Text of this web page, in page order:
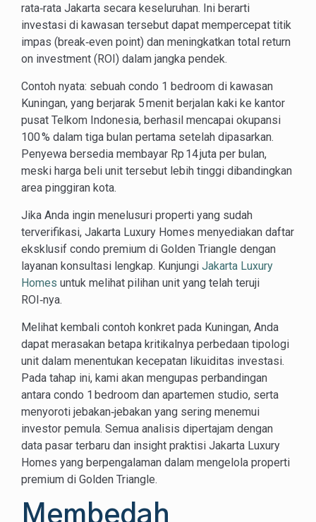
rata‑rata Jakarta secara keseluruhan. Ini berarti
investasi di kawasan tersebut dapat mempercepat titik
impas (break‑even point) dan meningkatkan total return
on investment (ROI) dalam jangka pendek.
Contoh nyata: sebuah condo 1 bedroom di kawasan
Kuningan, yang berjarak 5 menit berjalan kaki ke kantor
pusat Telkom Indonesia, berhasil mencapai okupansi
100 % dalam tiga bulan pertama setelah dipasarkan.
Penyewa bersedia membayar Rp 14 juta per bulan,
meski harga beli unit tersebut lebih tinggi dibandingkan
area pinggiran kota.
Jika Anda ingin menelusuri properti yang sudah
terverifikasi, Jakarta Luxury Homes menyediakan daftar
eksklusif condo premium di Golden Triangle dengan
layanan konsultasi lengkap. Kunjungi Jakarta Luxury
Homes untuk melihat pilihan unit yang telah teruji
ROI‑nya.
Melihat kembali contoh konkret pada Kuningan, Anda
dapat merasakan betapa kritikalnya perbedaan tipologi
unit dalam menentukan kecepatan likuiditas investasi.
Pada tahap ini, kami akan mengupas perbandingan
antara condo 1 bedroom dan apartemen studio, serta
menyoroti jebakan‑jebakan yang sering menemui
investor pemula. Semua analisis dipertajam dengan
data pasar terbaru dan insight praktisi Jakarta Luxury
Homes yang berpengalaman dalam mengelola properti
premium di Golden Triangle.
Membedah